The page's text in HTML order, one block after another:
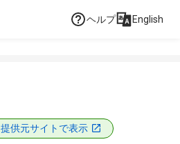
ヘルプ English
提供元サイトで表示